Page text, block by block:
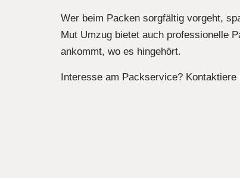
Wer beim Packen sorgfältig vorgeht,
Mut Umzug bietet auch professionelle
ankommt, wo es hingehört.
Interesse am Packservice?